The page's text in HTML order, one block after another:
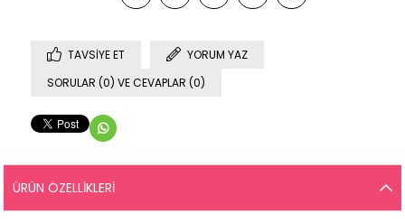
TAVSIYE ET
YORUM YAZ
SORULAR (0) VE CEVAPLAR (0)
ÜRÜN ÖZELLIKLERI